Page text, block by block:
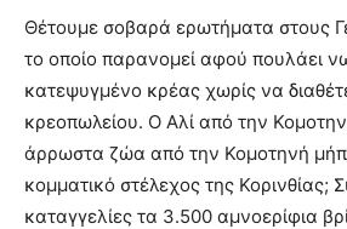
Θέτουμε σοβαρά ερωτήματα στους
το οποίο παρανομεί αφού πουλάει
κατεψυγμένο κρέας χωρίς να
κρεοπωλείου. Ο Αλί από την
άρρωστα ζώα από την Κομοτηνή
κομματικό στέλεχος της Κορινθίας;
καταγγελίες τα 3.500 αμνοερίφια